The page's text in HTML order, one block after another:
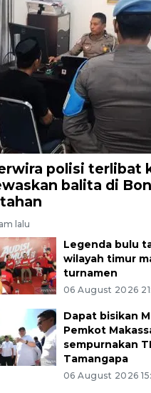
polisi terlibat
balita di
lalu
Legenda bulu
wilayah timur
turnamen
06 August 2026
Dapat bisikan
Pemkot
sempurnakan
Tamangapa
06 August 2026